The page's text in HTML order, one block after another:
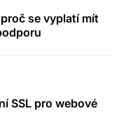
se vyplatí mít
SSL pro webové